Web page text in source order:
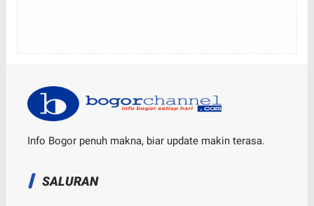
Info Bogor penuh makna, biar update makin terasa.
SALURAN